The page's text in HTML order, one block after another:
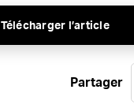
Télécharger l’article
Partager